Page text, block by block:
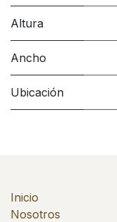
Altura
Ancho
Ubicación
Inicio
Nosotros